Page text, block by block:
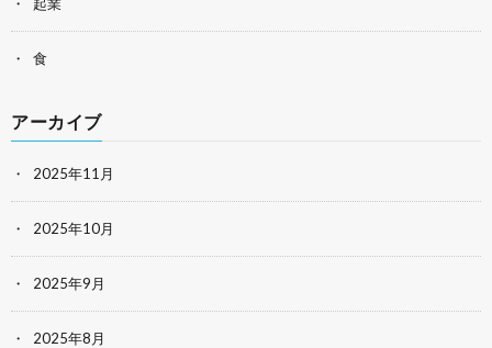
食
アーカイブ
2025年11月
2025年10月
2025年9月
2025年8月